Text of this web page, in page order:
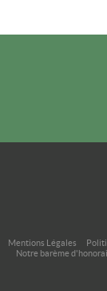
Mentions Légales
Notre barème